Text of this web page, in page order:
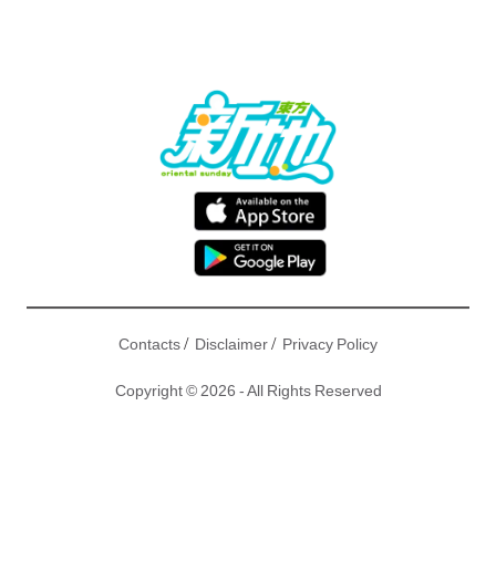
Contacts/ Disclaimer/ Privacy Policy
Copyright © 2026 - All Rights Reserved